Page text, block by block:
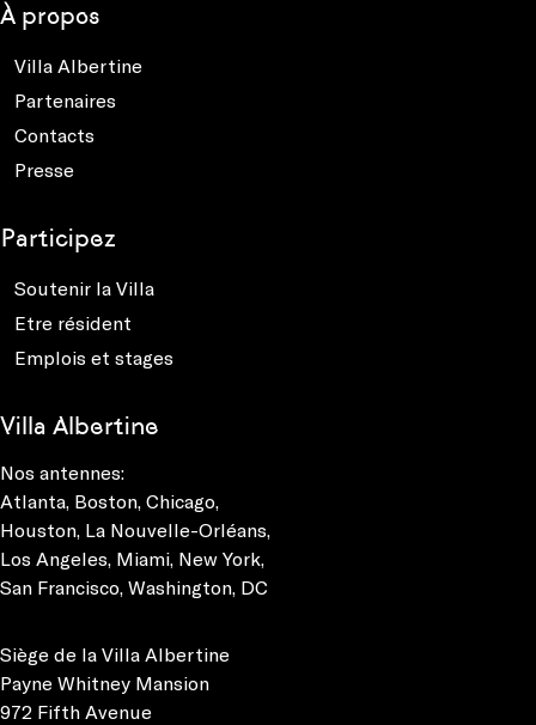
À propos
Villa Albertine
Partenaires
Contacts
Presse
Participez
Soutenir la Villa
Etre résident
Emplois et stages
Villa Albertine
Nos antennes:
Atlanta, Boston, Chicago,
Houston, La Nouvelle-Orléans,
Los Angeles, Miami, New York,
San Francisco, Washington, DC
Siège de la Villa Albertine
Payne Whitney Mansion
972 Fifth Avenue